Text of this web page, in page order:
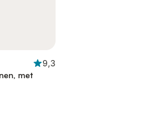
9,3
met